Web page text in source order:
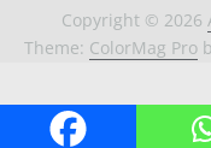
Copyright © 2026
Theme: ColorMag Pro